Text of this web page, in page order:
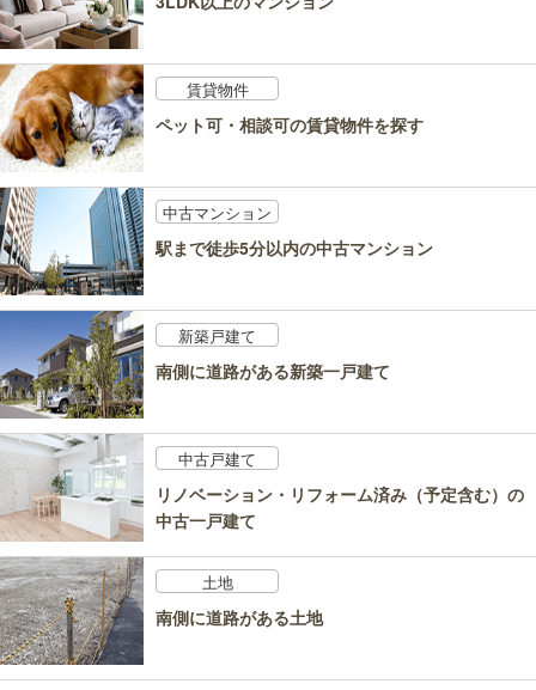
賃貸物件
ペット可・相談可の賃貸物件を探す
中古マンション
駅まで徒歩5分以内の中古マンション
新築戸建て
南側に道路がある新築一戸建て
中古戸建て
リノベーション・リフォーム済み（予定含む）の
中古一戸建て
土地
南側に道路がある土地